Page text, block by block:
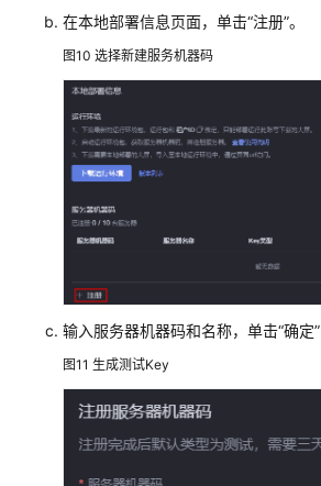
在本地部署信息页面，单击“注册”。
图10 选择新建服务机器码
输入服务器机器码和名称，单击“确定”
图11 生成测试Key